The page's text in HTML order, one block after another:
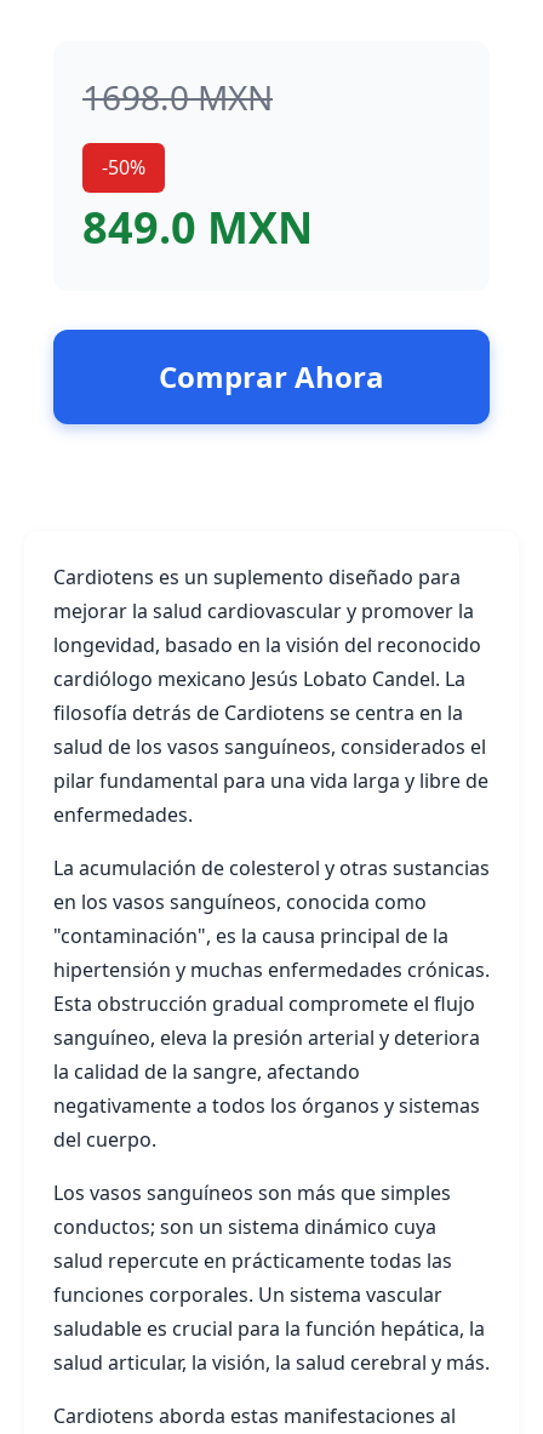
1698.0 MXN
-50%
849.0 MXN
Comprar Ahora
Cardiotens es un suplemento diseñado para
mejorar la salud cardiovascular y promover la
longevidad, basado en la visión del reconocido
cardiólogo mexicano Jesús Lobato Candel. La
filosofía detrás de Cardiotens se centra en la
salud de los vasos sanguíneos, considerados el
pilar fundamental para una vida larga y libre de
enfermedades.
La acumulación de colesterol y otras sustancias
en los vasos sanguíneos, conocida como
"contaminación", es la causa principal de la
hipertensión y muchas enfermedades crónicas.
Esta obstrucción gradual compromete el flujo
sanguíneo, eleva la presión arterial y deteriora
la calidad de la sangre, afectando
negativamente a todos los órganos y sistemas
del cuerpo.
Los vasos sanguíneos son más que simples
conductos; son un sistema dinámico cuya
salud repercute en prácticamente todas las
funciones corporales. Un sistema vascular
saludable es crucial para la función hepática, la
salud articular, la visión, la salud cerebral y más.
Cardiotens aborda estas manifestaciones al